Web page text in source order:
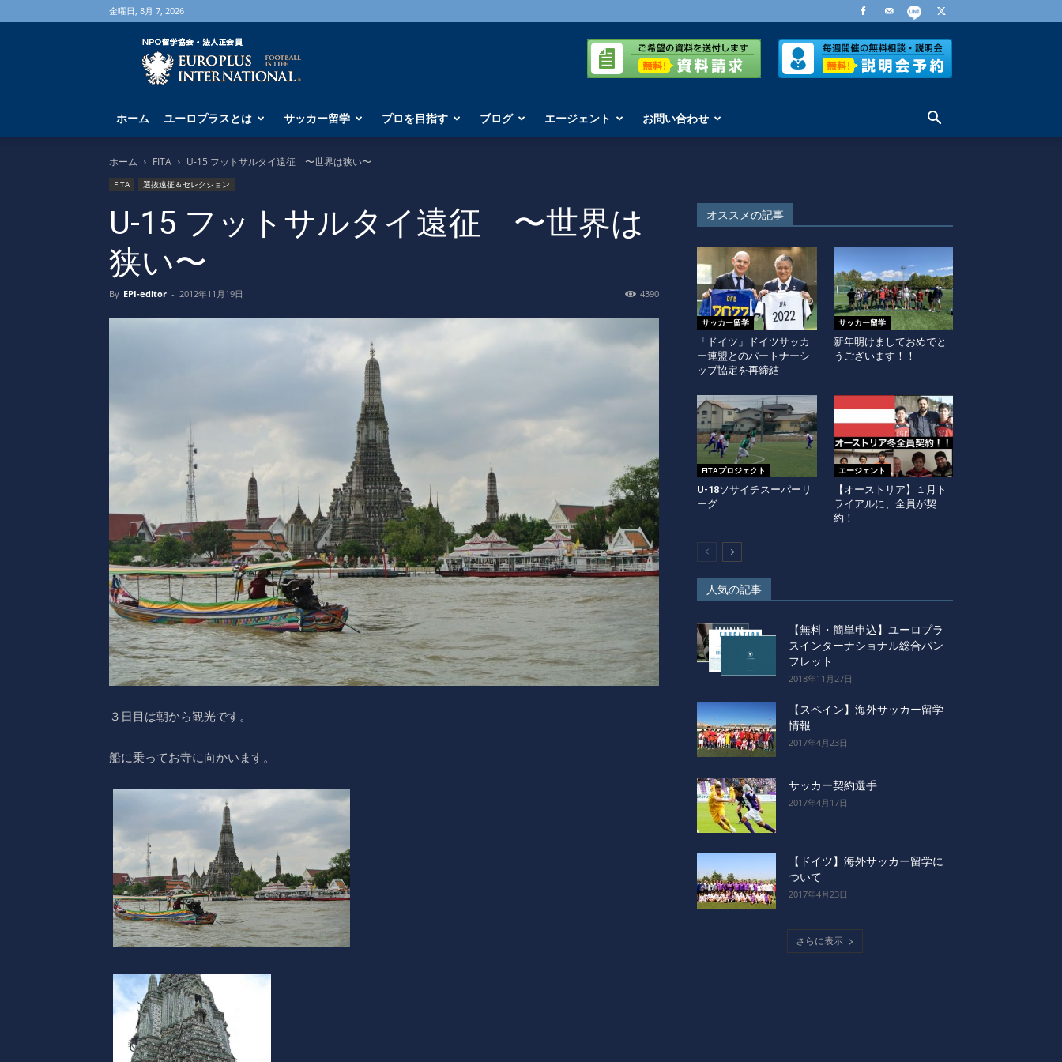
金曜日, 8月 7, 2026
海
外
サ
ー
学
な
ら
ー
ロ
ス
ホーム ユーロプラスとは サッカー留学 プロを目指す ブログ エージェント お問い合わせ
ホーム FITA U-15 フットサルタイ遠征 〜世界は狭い〜
FITA 選抜遠征＆セレクション
U-15 フットサルタイ遠征 〜世界は
狭い〜
By EPI-editor - 2012年11月19日 4390
３日目は朝から観光です。
船に乗ってお寺に向かいます。
オススメの記事
サッカー留学
「ドイツ」ドイツサッカ
ー連盟とのパートナーシ
ップ協定を再締結
サッカー留学
新年明けましておめでと
うございます！！
FITAプロジェクト
U-18ソサイチスーパーリ
ーグ
エージェント
【オーストリア】１月ト
ライアルに、全員が契
約！
人気の記事
【無料・簡単申込】ユーロプラ
スインターナショナル総合パン
フレット
2018年11月27日
【スペイン】海外サッカー留学
情報
2017年4月23日
サッカー契約選手
2017年4月17日
【ドイツ】海外サッカー留学に
ついて
2017年4月23日
さらに表示